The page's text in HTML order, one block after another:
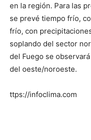
en la región. Para las
se prevé tiempo frío,
frío, con
soplando del sector
del Fuego se
del oeste/noroeste.
ttps://infoclima.com